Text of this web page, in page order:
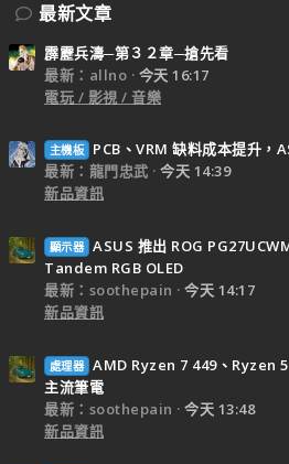
最新文章
霹靂兵濤─第３２章─搶先看
最新：allno
今天 16:17
電玩 / 影視 / 音樂
主機板
PCB、VRM 缺料成本提升，
最新：龍門忠武
今天 14:39
新品資訊
顯示器 ASUS 推出 ROG
Tandem RGB OLED
最新：soothepain
今天 14:17
新品資訊
處理器 AMD Ryzen 7 449、Ryzen
主流筆電
最新：soothepain
今天 13:48
新品資訊